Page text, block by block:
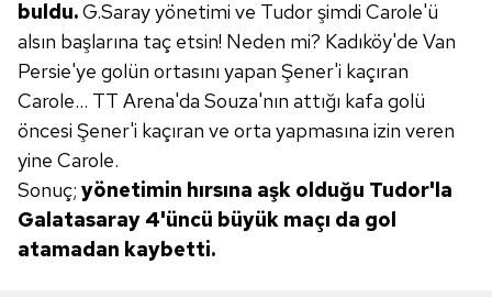
verileriniz işlenmekte olup gerekli olan çerezler bilgi
toplumu hizmetlerinin sunulması amacıyla
kullanılmaktadır. Diğer çerezler, sitemizin daha işlevsel
kılınması ve kişiselleştirilmesi ve sizlere yönelik
reklam/pazarlama faaliyetlerinin yapılması, amaçlarıyla
sınırlı olarak açık rızanız dahilinde kullanılacaktır.
Çerezlere ilişkin tercihlerinizi aşağıda yer alan panel
vasıtasıyla belirleyebilirsiniz. Çerezlere ilişkin detaylı bilgi
için Ayarlar butonuna tıklayabilir,
buldu.G.Saray yönetimi ve Tudor şimdi Carole'ü
alsın başlarına taç etsin! Neden mi? Kadıköy'de Van
Persie'ye golün ortasını yapan Şener'i kaçıran
Carole... TT Arena'da Souza'nın attığı kafa golü
öncesi Şener'i kaçıran ve orta yapmasına izin veren
yine Carole.
Sonuç; yönetimin hırsına aşk olduğu Tudor'la
Galatasaray 4'üncü büyük maçı da gol
atamadan kaybetti.